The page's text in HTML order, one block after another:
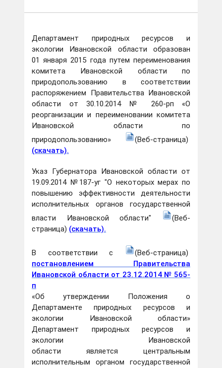
Департамент природных ресурсов и
экологии Ивановской области образован
01 января 2015 года путем переименования
комитета Ивановской области по
природопользованию в соответствии
распоряжением Правительства Ивановской
области от 30.10.2014 № 260-рп «О
реорганизации и переименовании комитета
Ивановской области по
природопользованию»
(Веб-страница)
(скачать).
Указ Губернатора Ивановской области от
19.09.2014 №187-уг "О некоторых мерах по
повышению эффективности деятельности
исполнительных органов государственной
власти Ивановской области"
(Веб-
страница) (скачать).
В соответствии с
(Веб-страница)
постановлением Правительства
Ивановской области от 23.12.2014 № 565-
п
«Об утверждении Положения о
Департаменте природных ресурсов и
экологии Ивановской области»
Департамент природных ресурсов и
экологии Ивановской
области является центральным
исполнительным органом государственной